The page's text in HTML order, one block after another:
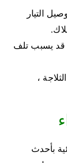
التيار
قد يسبب تلف
،
بأحدث